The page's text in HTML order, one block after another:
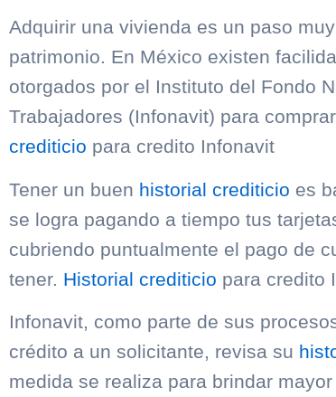
Adquirir una vivienda es un paso
patrimonio. En México existen
otorgados por el Instituto del Fondo
Trabajadores (Infonavit) para
crediticio para credito Infonavit
Tener un buen historial crediticio es
se logra pagando a tiempo tus
cubriendo puntualmente el pago de
tener. Historial crediticio para credito
Infonavit, como parte de sus
crédito a un solicitante, revisa su
medida se realiza para brindar